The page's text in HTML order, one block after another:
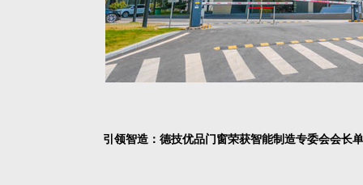
引领智造：德技优品门窗荣获智能制造专委会会长